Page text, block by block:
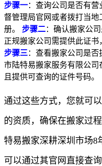
步骤一：查询公司是否有
督管理局官网或者拨打当
册。 步骤二：确认搬家公
正规搬家公司需提供此证书
步骤三：查看搬家公司是否
市陆特易搬家服务有限公
且提供可查询的证件号码。
通过这些方式，您就可
的资质，确保在搬家过
特易搬家深耕深圳市场8
可以通过其官网直接查